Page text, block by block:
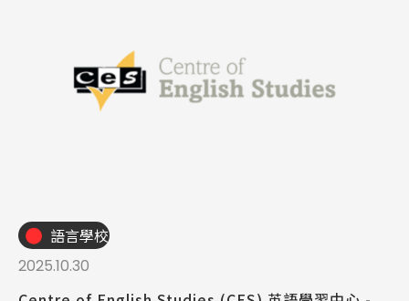
語言學校
2025.10.30